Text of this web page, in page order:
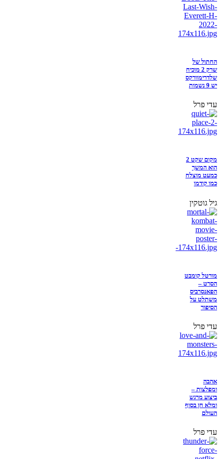
החתול של
שרק 2 מוכיח
שלדרימוורקס
יש 9 נשמות
עדי פרל
מקום שקט 2
הוא המשך
כמעט מוצלח
כמו קודמו
גיל גוטקין
מורטל קומבט
הסרט –
הפאנסרביס
משתלט על
הסיפור
עדי פרל
אהבה
ומפלצות –
ביצוע מרגש
ומלא חן בסוף
העולם
עדי פרל